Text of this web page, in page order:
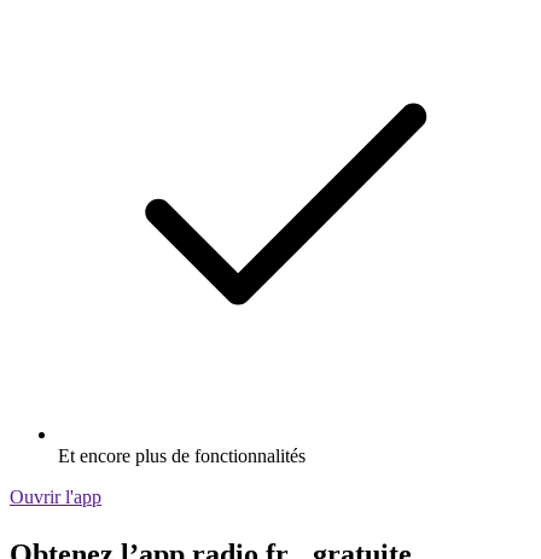
Et encore plus de fonctionnalités
Ouvrir l'app